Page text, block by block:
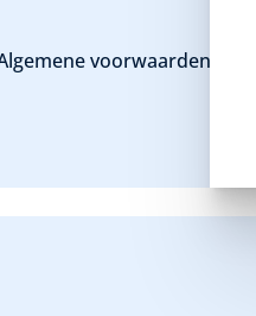
voorwaarden en